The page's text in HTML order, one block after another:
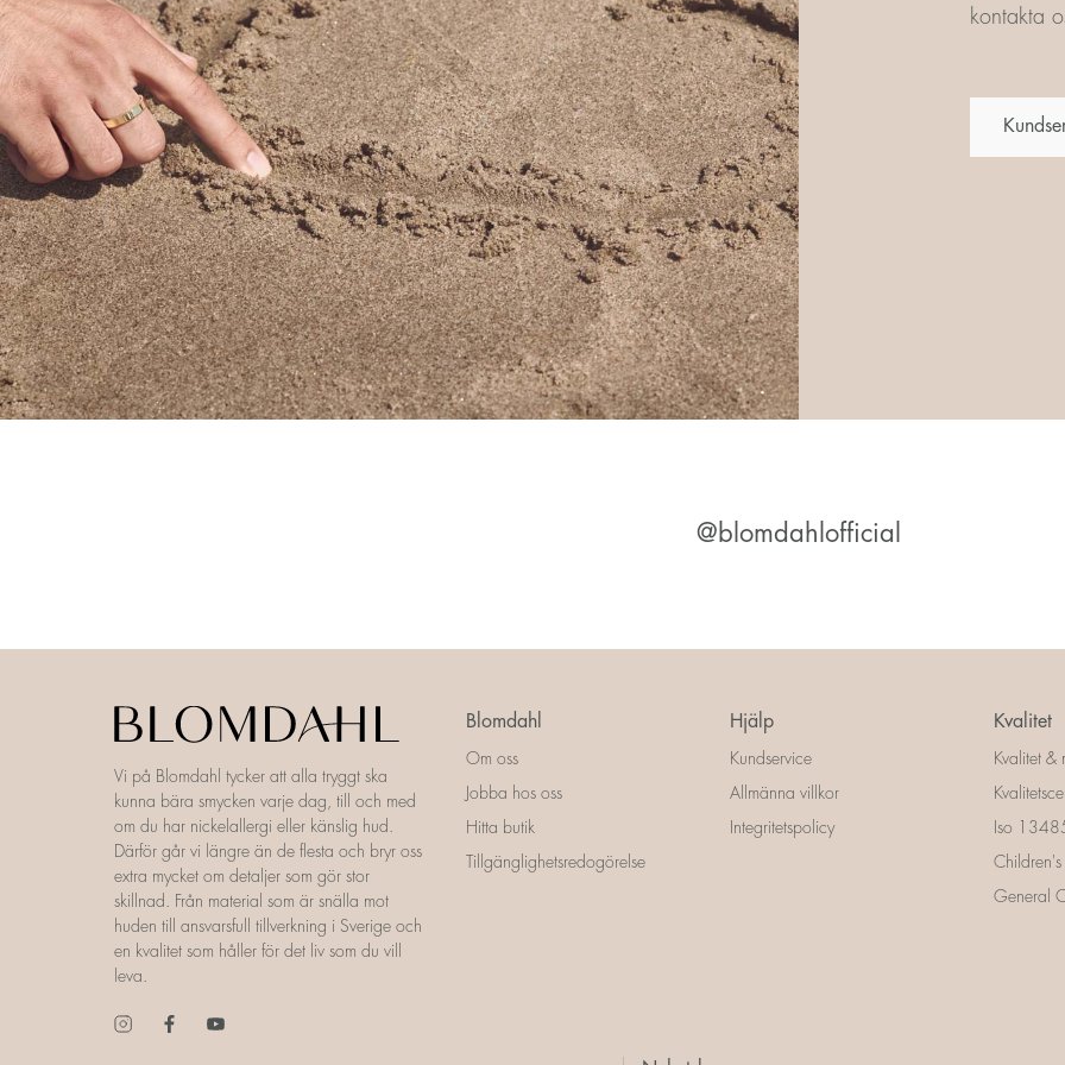
kontakta
@blomdahlofficial
Vi på Blomdahl tycker att alla tryggt ska
kunna bära smycken varje dag, till och med
om du har nickelallergi eller känslig hud.
Därför går vi längre än de flesta och bryr oss
extra mycket om detaljer som gör stor
skillnad. Från material som är snälla mot
huden till ansvarsfull tillverkning i Sverige och
en kvalitet som håller för det liv som du vill
leva.
Blomdahl
Om oss
Jobba hos oss
Hitta butik
Tillgänglighetsredogörelse
Hjälp
Kundservice
Allmänna villkor
Integritetspolicy
Kvalitet
Kvalitet &
Iso
General